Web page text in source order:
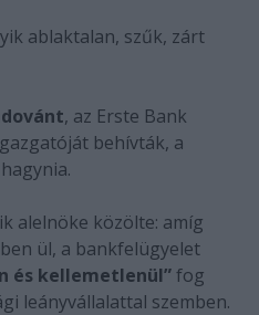
ablaktalan, szűk, zárt
, az Erste Bank
behívták, a
alelnöke közölte: amíg
ül, a bankfelügyelet
és kellemetlenül”fog
leányvállalattal szemben.